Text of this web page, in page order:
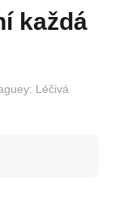
každá
Léčivá